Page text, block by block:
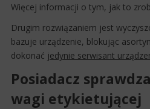
Więcej informacji o tym, jak to
Drugim rozwiązaniem jest
bazuje urządzenie, blokując
dokonać jedynie serwisant
Posiadacz
wagi etykietującej